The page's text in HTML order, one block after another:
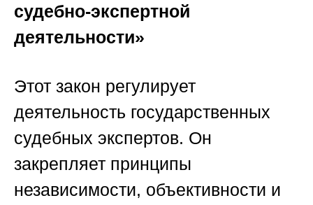
судебно-экспертной
деятельности»
Этот закон регулирует
деятельность государственных
судебных экспертов. Он
закрепляет принципы
независимости, объективности и